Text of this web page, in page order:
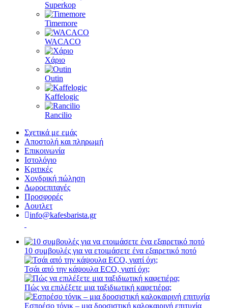
Superkop
Timemore
WACACO
Χάριο
Outin
Kaffelogic
Rancilio
Σχετικά με εμάς
Αποστολή και πληρωμή
Επικοινωνία
Ιστολόγιο
Κριτικές
Χονδρική πώληση
Δωροεπιταγές
Προσφορές
Αουτλετ
info@kafesbarista.gr
10 συμβουλές για να ετοιμάσετε ένα εξαιρετικό ποτό
Τσάι από την κάψουλα ECO, γιατί όχι;
Πώς να επιλέξετε μια ταξιδιωτική καφετιέρα;
Εσπρέσο τόνικ – μια δροσιστική καλοκαιρινή επιτυχία